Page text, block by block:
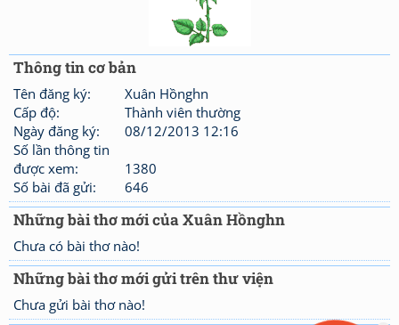
Thông tin cơ bản
Tên đăng ký:
Xuân Hồnghn
Cấp độ:
Thành viên thường
Ngày đăng ký:
08/12/2013 12:16
Số lần thông tin
được xem:
1380
Số bài đã gửi:
646
Những bài thơ mới của Xuân Hồnghn
Chưa có bài thơ nào!
Những bài thơ mới gửi trên thư viện
Chưa gửi bài thơ nào!